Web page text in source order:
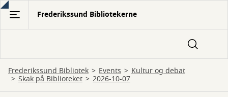
Gå
hovedindhold
Frederikssund Bibliotekerne
Frederikssund Bibliotek Events Kultur og debat
Skak på Biblioteket 2026-10-07